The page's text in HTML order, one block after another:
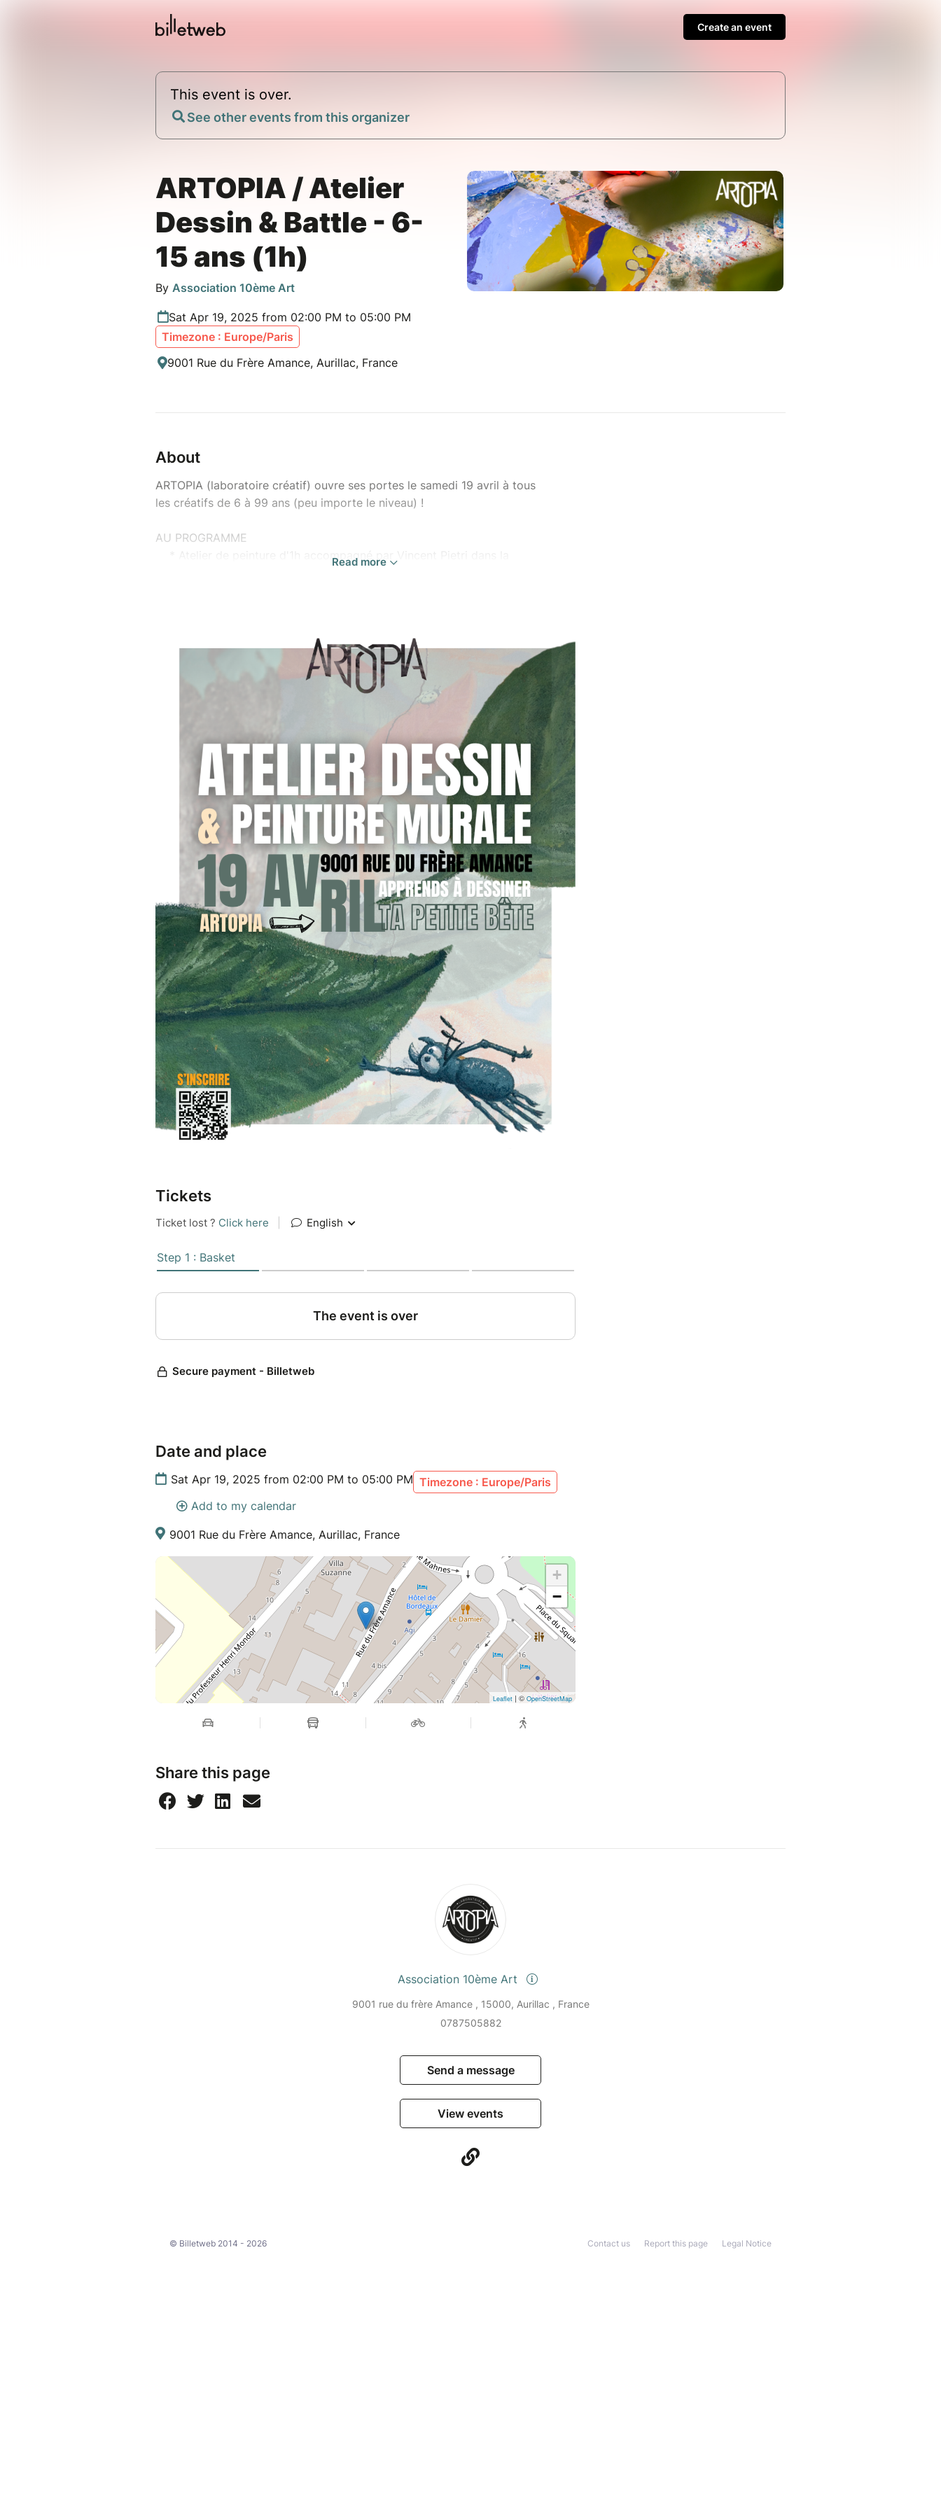
Create an event
This event is over.
See other events from this organizer
ARTOPIA / Atelier
Dessin & Battle - 6-
15 ans (1h)
By Association 10ème Art
Sat Apr 19, 2025 from 02:00 PM to 05:00 PM
Timezone : Europe/Paris
9001 Rue du Frère Amance, Aurillac, France
About
ARTOPIA (laboratoire créatif) ouvre ses portes le samedi 19 avril à tous
les créatifs de 6 à 99 ans (peu importe le niveau) !
AU PROGRAMME
* Atelier de peinture d'1h accompagné par Vincent Pietri dans la
* Battle de dessin 6-15 ans 17h - 18h30
* Battle de dessin adolescents et adultes à partir de 19h
- Tarifs : 5€ pour les non adhérents | Gratuit pour les adhérents
Différents lots de nos partenaires seront à gagner !
Une vente de crêpes pour le goûter sera organisée sur place pour les plus
gourmands, notre bar associatif sera aussi ouvert pour l'occasion ;)
Que tu sois débutant ou déjà passionné, nous accueillons tous les artistes en
herbe pour un moment créatif, ludique et inspirant. C'est aussi une belle
occasion pour échanger autour de ces pratiques !
Read more
Tickets
Date and place
Sat Apr 19, 2025 from 02:00 PM to 05:00 PM Timezone : Europe/Paris
Add to my calendar
9001 Rue du Frère Amance, Aurillac, France
+
−
Leaflet | © OpenStreetMap
Share this page
Association 10ème Art
9001 rue du frère Amance , 15000, Aurillac , France
0787505882
Send a message
View events
© Billetweb 2014 - 2026 Legal Notice
Report this page
Contact us